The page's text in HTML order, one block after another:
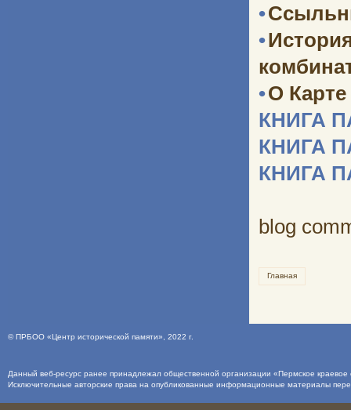
•
•
•О
КНИГА
КНИГА
КНИГА
blog
Главная
©ПРБОО «Центр исторической памяти» , 2022 г.
Данный веб-ресурс ранее принадлежал общественной организации «Пермское
Исключительные авторские права на опубликованные информационные материалы